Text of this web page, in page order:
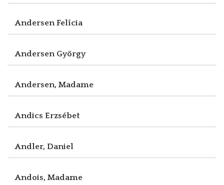
Andersen Felícia
Andersen György
Andersen, Madame
Andics Erzsébet
Andler, Daniel
Andois, Madame